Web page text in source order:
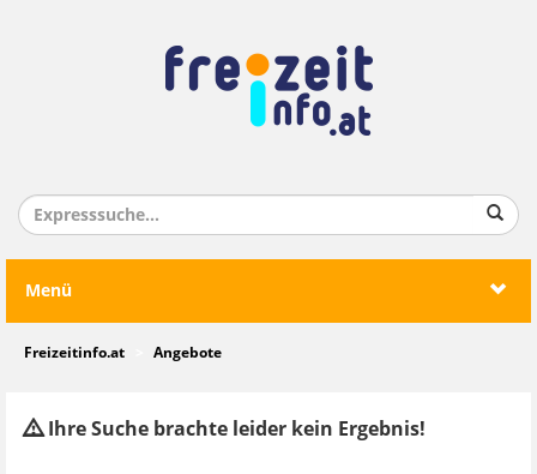
Menü
Freizeitinfo.at Angebote
Ihre Suche brachte leider kein Ergebnis!